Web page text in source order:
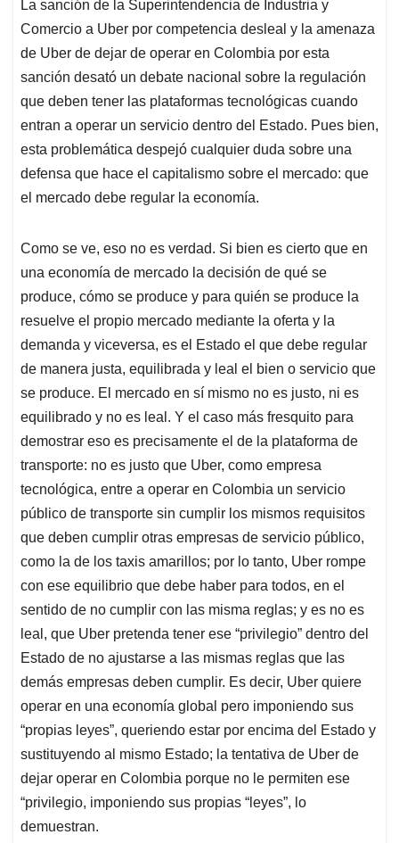
s
A
p
p
b
o
o
k
e
d
I
n
l
a
d
s
La sanción de la Superintendencia de Industria y
Comercio a Uber por competencia desleal y la amenaza
de Uber de dejar de operar en Colombia por esta
sanción desató un debate nacional sobre la regulación
que deben tener las plataformas tecnológicas cuando
entran a operar un servicio dentro del Estado. Pues bien,
esta problemática despejó cualquier duda sobre una
defensa que hace el capitalismo sobre el mercado: que
el mercado debe regular la economía.
Como se ve, eso no es verdad. Si bien es cierto que en
una economía de mercado la decisión de qué se
produce, cómo se produce y para quién se produce la
resuelve el propio mercado mediante la oferta y la
demanda y viceversa, es el Estado el que debe regular
de manera justa, equilibrada y leal el bien o servicio que
se produce. El mercado en sí mismo no es justo, ni es
equilibrado y no es leal. Y el caso más fresquito para
demostrar eso es precisamente el de la plataforma de
transporte: no es justo que Uber, como empresa
tecnológica, entre a operar en Colombia un servicio
público de transporte sin cumplir los mismos requisitos
que deben cumplir otras empresas de servicio público,
como la de los taxis amarillos; por lo tanto, Uber rompe
con ese equilibrio que debe haber para todos, en el
sentido de no cumplir con las misma reglas; y es no es
leal, que Uber pretenda tener ese “privilegio” dentro del
Estado de no ajustarse a las mismas reglas que las
demás empresas deben cumplir. Es decir, Uber quiere
operar en una economía global pero imponiendo sus
“propias leyes”, queriendo estar por encima del Estado y
sustituyendo al mismo Estado; la tentativa de Uber de
dejar operar en Colombia porque no le permiten ese
“privilegio, imponiendo sus propias “leyes”, lo
demuestran.